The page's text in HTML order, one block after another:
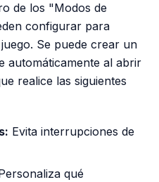
de los "Modos de
configurar para
Se puede crear un
automáticamente al abrir
realice las siguientes
Evita interrupciones de
qué